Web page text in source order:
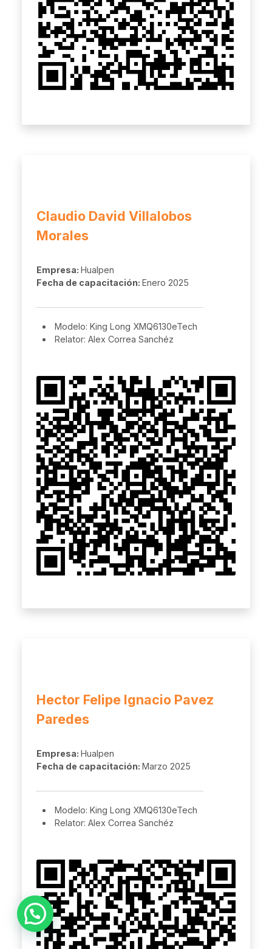
Claudio David Villalobos
Morales
Empresa: Hualpen
Fecha de capacitación: Enero 2025
Modelo: King Long XMQ6130eTech
Relator: Alex Correa Sanchéz
Hector Felipe Ignacio Pavez
Paredes
Empresa: Hualpen
Fecha de capacitación: Marzo 2025
Modelo: King Long XMQ6130eTech
Relator: Alex Correa Sanchéz